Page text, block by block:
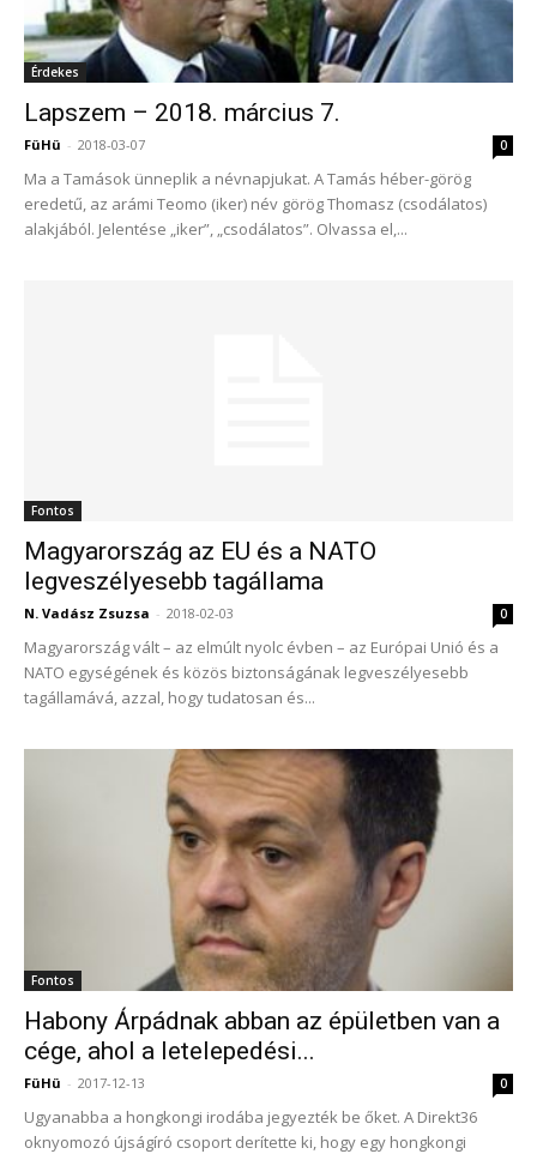
Érdekes
Lapszem – 2018. március 7.
FüHü - 2018-03-07 0
Ma a Tamások ünneplik a névnapjukat. A Tamás héber-görög
eredetű, az arámi Teomo (iker) név görög Thomasz (csodálatos)
alakjából. Jelentése „iker”, „csodálatos”. Olvassa el,...
Fontos
Magyarország az EU és a NATO
legveszélyesebb tagállama
N. Vadász Zsuzsa - 2018-02-03 0
Magyarország vált – az elmúlt nyolc évben – az Európai Unió és a
NATO egységének és közös biztonságának legveszélyesebb
tagállamává, azzal, hogy tudatosan és...
Fontos
Habony Árpádnak abban az épületben van a
cége, ahol a letelepedési...
FüHü - 2017-12-13 0
Ugyanabba a hongkongi irodába jegyezték be őket. A Direkt36
oknyomozó újságíró csoport derítette ki, hogy egy hongkongi